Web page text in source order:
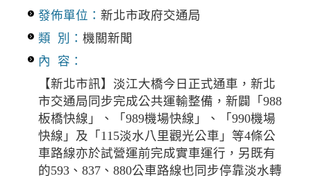
發佈單位： 新北市政府交通局
類 別： 機關新聞
內 容：
【新北市訊】淡江大橋今日正式通車，新北
市交通局同步完成公共運輸整備，新闢「988
板橋快線」、「989機場快線」、「990機場
快線」及「115淡水八里觀光公車」等4條公
車路線亦於試營運前完成實車運行，另既有
的593、837、880公車路線也同步停靠淡水轉